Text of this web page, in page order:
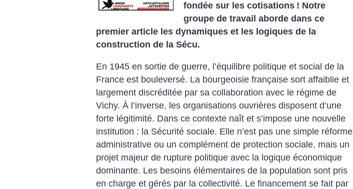
fondée sur les cotisations ! Notre
groupe de travail aborde dans ce
premier article les dynamiques et les logiques de la
construction de la Sécu.
En 1945 en sortie de guerre, l’équilibre politique et social de la
France est bouleversé. La bourgeoisie française sort affaiblie et
largement discréditée par sa collaboration avec le régime de
Vichy. À l’inverse, les organisations ouvrières disposent d’une
forte légitimité. Dans ce contexte naît et s’impose une nouvelle
institution : la Sécurité sociale. Elle n’est pas une simple réforme
administrative ou un complément de protection sociale, mais un
projet majeur de rupture politique avec la logique économique
dominante. Les besoins élémentaires de la population sont pris
en charge et gérés par la collectivité. Le financement se fait par